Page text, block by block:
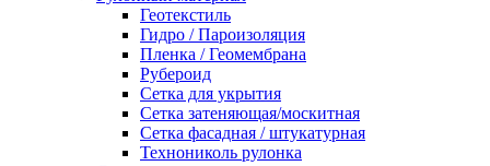
Геотекстиль
Гидро / Пароизоляция
Пленка / Геомембрана
Рубероид
Сетка для укрытия
Сетка затеняющая/москитная
Сетка фасадная / штукатурная
Технониколь рулонка